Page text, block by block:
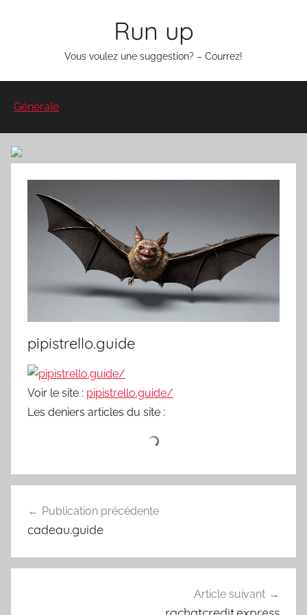
Run up
Vous voulez une suggestion? – Courrez!
Générale
pipistrello.guide
Voir le site : pipistrello.guide/
Les deniers articles du site :
de
Publication précédente
cadeau.guide
Article suivant